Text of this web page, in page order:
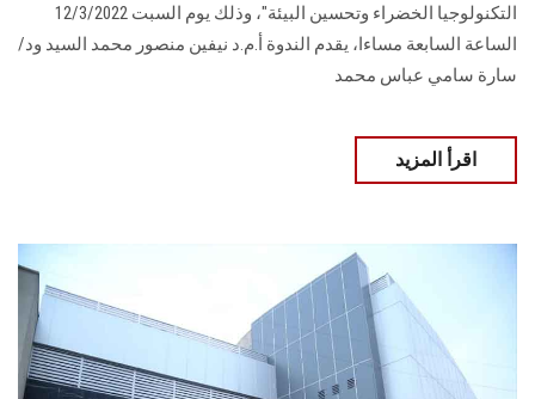
التكنولوجيا الخضراء وتحسين البيئة"، وذلك يوم السبت 12/3/2022
الساعة السابعة مساءا، يقدم الندوة أ.م.د نيفين منصور محمد السيد ود/
سارة سامي عباس محمد
اقرأ المزيد